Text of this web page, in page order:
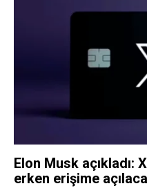
Elon Musk açıkladı:
erken erişime